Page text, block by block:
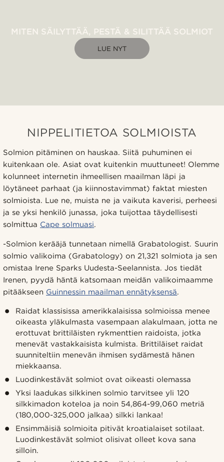
MITEN SÄILYTTÄÄ, PESTÄ & SILITTÄÄ SOLMIOT
LUE NYT
NIPPELITIETOA SOLMIOISTA
Solmion pitäminen on hauskaa. Siitä puhuminen ei
kuitenkaan ole. Asiat ovat kuitenkin muuttuneet! Olemme
kolunneet internetin ihmeellisen maailman läpi ja
löytäneet parhaat (ja kiinnostavimmat) faktat miesten
solmioista. Lue ne, muista ne ja vaikuta kaverisi, perheesi
ja se yksi henkilö junassa, joka tuijottaa täydellisesti
solmittua Cape solmuasi.
-Solmion kerääjä tunnetaan nimellä Grabatologist. Suurin
solmio valikoima (Grabatology) on 21,321 solmiota ja sen
omistaa Irene Sparks Uudesta-Seelannista. Jos tiedät
Irenen, pyydä häntä katsomaan meidän valikoimaamme
pitääkseen Guinnessin maailman ennätyksensä.
Raidat klassisissa amerikkalaisissa solmioissa menee
oikeasta yläkulmasta vasempaan alakulmaan, jotta ne
erottuvat brittiläisten rykmenttien raidoista, jotka
menevät vastakkaisista kulmista. Brittiläiset raidat
suunniteltiin menevän ihmisen sydämestä hänen
miekkaansa.
Luodinkestävät solmiot ovat oikeasti olemassa
Yksi laadukas silkkinen solmio tarvitsee yli 120
silkkimadon koteloa ja noin 54,864-99,060 metriä
(180,000-325,000 jalkaa) silkki lankaa!
Ensimmäisiä solmioita pitivät kroatialaiset sotilaat.
Luodinkestävät solmiot olisivat olleet kova sana
silloin.